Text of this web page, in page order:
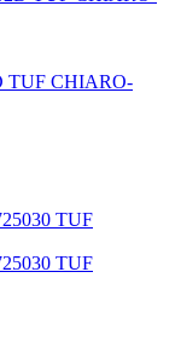
TUF CHIARO-